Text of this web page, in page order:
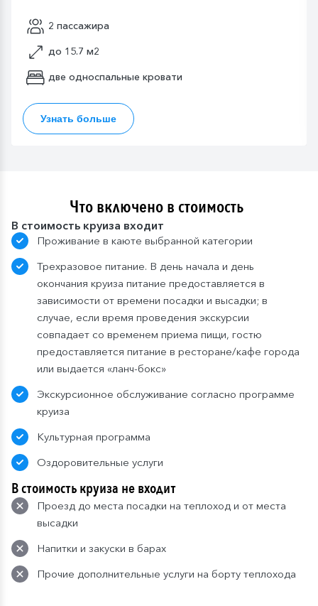
2 пассажира
до 15.7 м2
две односпальные кровати
Узнать больше
Что включено в стоимость
В стоимость круиза входит
Проживание в каюте выбранной категории
Трехразовое питание. В день начала и день
окончания круиза питание предоставляется в
зависимости от времени посадки и высадки; в
случае, если время проведения экскурсии
совпадает со временем приема пищи, гостю
предоставляется питание в ресторане/кафе города
или выдается «ланч-бокс»
Экскурсионное обслуживание согласно программе
круиза
Культурная программа
Оздоровительные услуги
В стоимость круиза не входит
Проезд до места посадки на теплоход и от места
высадки
Напитки и закуски в барах
Прочие дополнительные услуги на борту теплохода